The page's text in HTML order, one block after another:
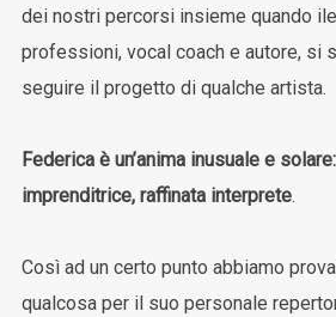
dei nostri percorsi insieme quando
professioni, vocal coach e autore, si
seguire il progetto di qualche artista.
Federica è un’anima inusuale e
imprenditrice, raffinata interprete.
Così ad un certo punto abbiamo
qualcosa per il suo personale